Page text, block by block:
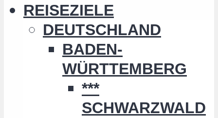
REISEZIELE
DEUTSCHLAND
BADEN-
WÜRTTEMBERG
***
SCHWARZWALD